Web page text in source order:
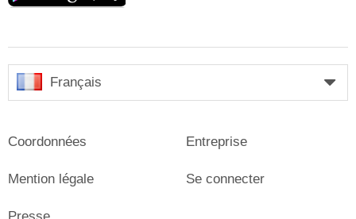
Français
Coordonnées
Mention légale
Entreprise
Se connecter